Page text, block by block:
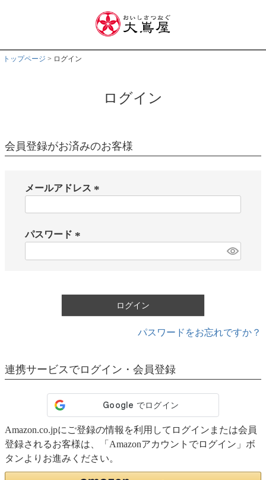
トップページ ログイン
ログイン
会員登録がお済みのお客様
メールアドレス
パスワード
)
ログイン
パスワードをお忘れですか？
連携サービスでログイン・会員登録
Amazon.co.jpにご登録の情報を利用してログインまたは会員
登録されるお客様は、「Amazonアカウントでログイン」ボ
タンよりお進みください。